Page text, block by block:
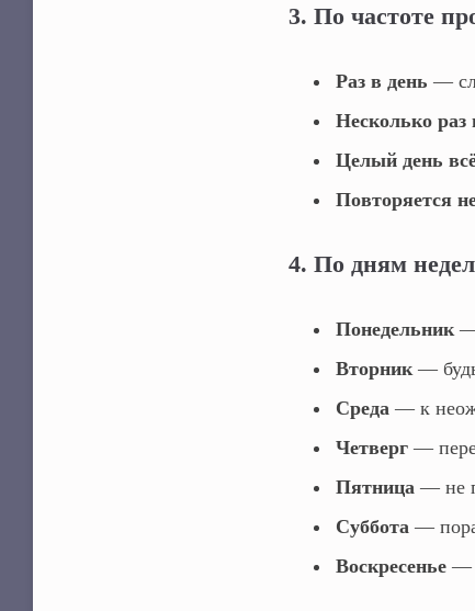
3. По частоте
Раз в день —
Несколько раз
Целый день
Повторяется
4. По дням
Понедельник—
Вторник—
Среда— к
Четверг—
Пятница— не
Суббота— пора
Воскресенье—